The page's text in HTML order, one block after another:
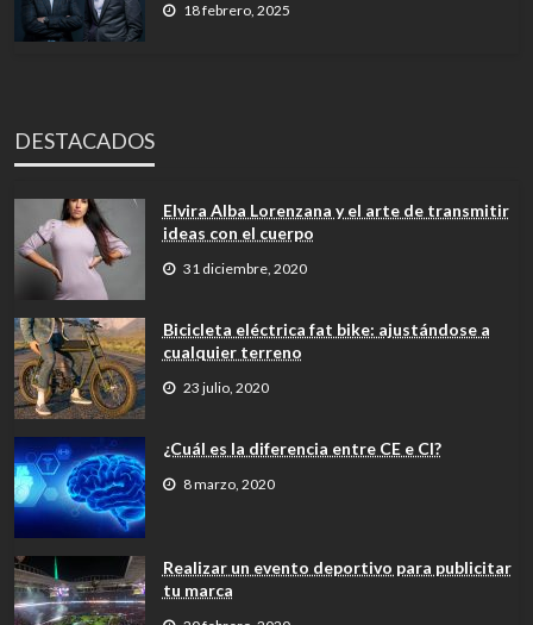
18 febrero, 2025
DESTACADOS
Elvira Alba Lorenzana y el arte de transmitir
ideas con el cuerpo
31 diciembre, 2020
Bicicleta eléctrica fat bike: ajustándose a
cualquier terreno
23 julio, 2020
¿Cuál es la diferencia entre CE e CI?
8 marzo, 2020
Realizar un evento deportivo para publicitar
tu marca